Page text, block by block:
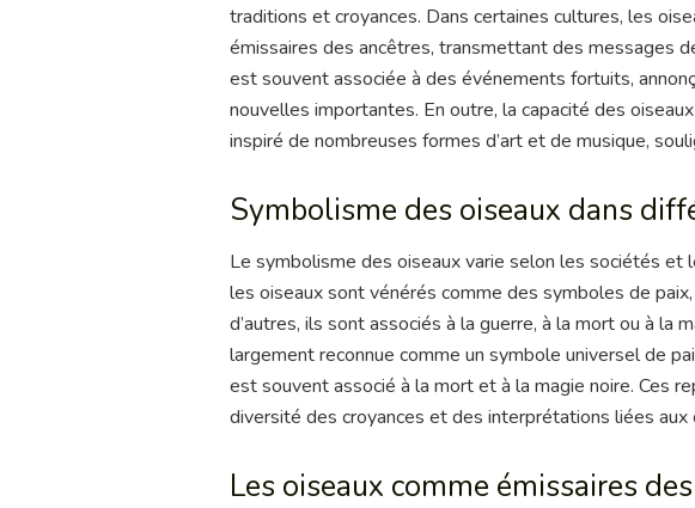
traditions et croyances. Dans certaines cultures, les
émissaires des ancêtres, transmettant des messages
est souvent associée à des événements fortuits,
nouvelles importantes. En outre, la capacité des
inspiré de nombreuses formes d’art et de musique,
Symbolisme des oiseaux dans
Le symbolisme des oiseaux varie selon les sociétés et
les oiseaux sont vénérés comme des symboles de
d’autres, ils sont associés à la guerre, à la mort ou à la
largement reconnue comme un symbole universel de
est souvent associé à la mort et à la magie noire. Ces
diversité des croyances et des interprétations liées aux
Les oiseaux comme émissaires